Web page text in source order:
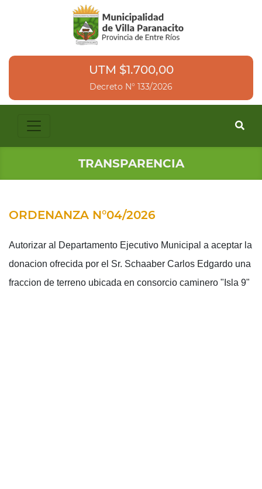
UTM $1.700,00
Decreto N° 133/2026
TRANSPARENCIA
ORDENANZA N°04/2026
Autorizar al Departamento Ejecutivo Municipal a aceptar la
donacion ofrecida por el Sr. Schaaber Carlos Edgardo una
fraccion de terreno ubicada en consorcio caminero "Isla 9"